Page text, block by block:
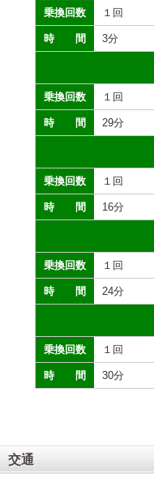
１回
3分
１回
29分
１回
16分
１回
24分
１回
30分
交通